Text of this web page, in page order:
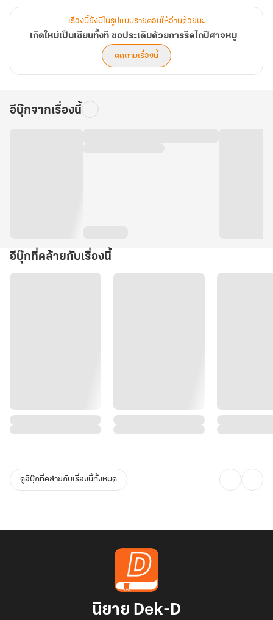
เรื่องนี้ยังมีในรูปแบบรายตอนให้อ่านด้วยนะ
เกิดใหม่เป็นเซียนทั้งที ขอประเดิมด้วยการรีดไถปีศาจหมู
ติดตามเรื่องนี้
อีบุ๊กจากเรื่องนี้
อีบุ๊กที่คล้ายกับเรื่องนี้
ดูอีบุ๊กที่คล้ายกับเรื่องนี้ทั้งหมด
นิยาย Dek-D